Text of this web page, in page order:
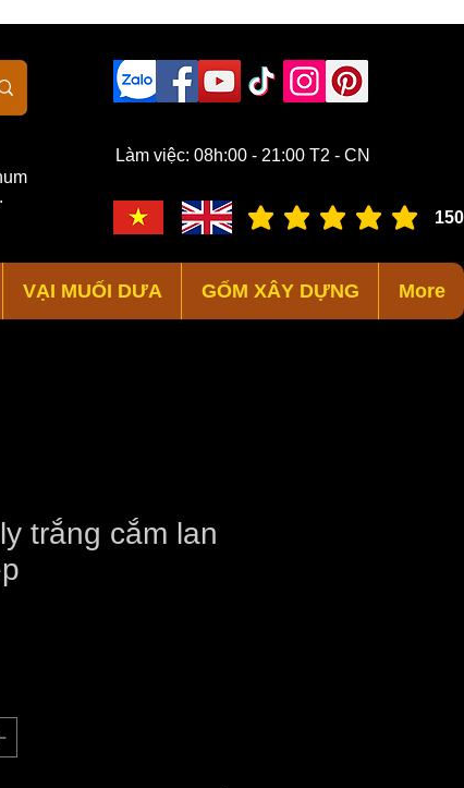
trắng cắm lan
Làm việc: 08h:00 - 21:00 T2 - CN
VẠI MUỐI DƯA GỐM XÂY DỰNG More
150
đánh giá trung bình là 3 /